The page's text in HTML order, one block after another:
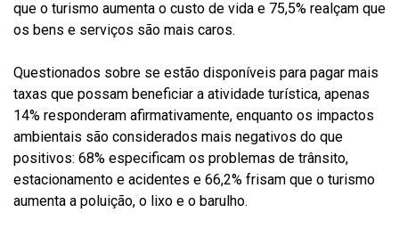
que o turismo aumenta o custo de vida e 75,5% realçam que
os bens e serviços são mais caros.
Questionados sobre se estão disponíveis para pagar mais
taxas que possam beneficiar a atividade turística, apenas
14% responderam afirmativamente, enquanto os impactos
ambientais são considerados mais negativos do que
positivos: 68% especificam os problemas de trânsito,
estacionamento e acidentes e 66,2% frisam que o turismo
aumenta a poluição, o lixo e o barulho.